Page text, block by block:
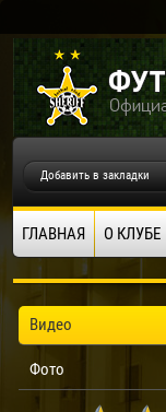
Добавить в закладки
ГЛАВНАЯ О КЛУБЕ
Видео
Фото